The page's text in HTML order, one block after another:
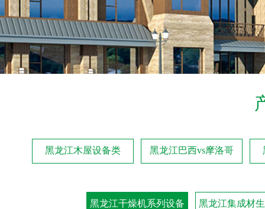
黑龙江木屋设备类 黑龙江巴西vs摩洛哥
黑龙江干燥机系列设备 黑龙江集成材